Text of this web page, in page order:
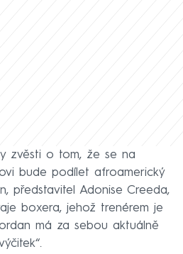
zvěsti o tom, že se na
bude podílet afroamerický
představitel Adonise Creeda,
boxera, jehož trenérem je
má za sebou aktuálně